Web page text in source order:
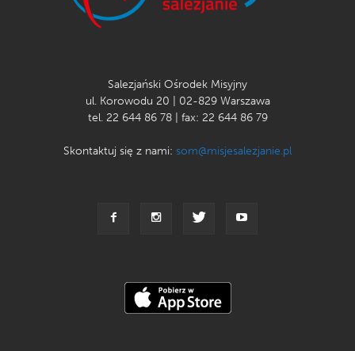
Salezjański Ośrodek Misyjny
ul. Korowodu 20 | 02-829 Warszawa
tel. 22 644 86 78 | fax: 22 644 86 79
Skontaktuj się z nami: som@misjesalezjanie.pl